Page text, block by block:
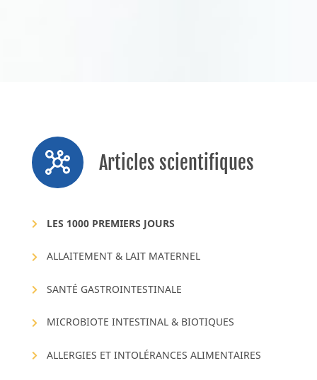
Articles scientifiques
LES 1000 PREMIERS JOURS
ALLAITEMENT & LAIT MATERNEL
SANTÉ GASTROINTESTINALE
MICROBIOTE INTESTINAL & BIOTIQUES
ALLERGIES ET INTOLÉRANCES ALIMENTAIRES